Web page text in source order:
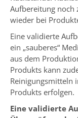
Aufbereitung noch
wieder bei
Eine validierte
ein „sauberes“
aus dem
Produkts kann
Reinigungsmitteln
Produkts erfolgen.
Eine validierte